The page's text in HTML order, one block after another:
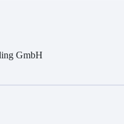
GmbH